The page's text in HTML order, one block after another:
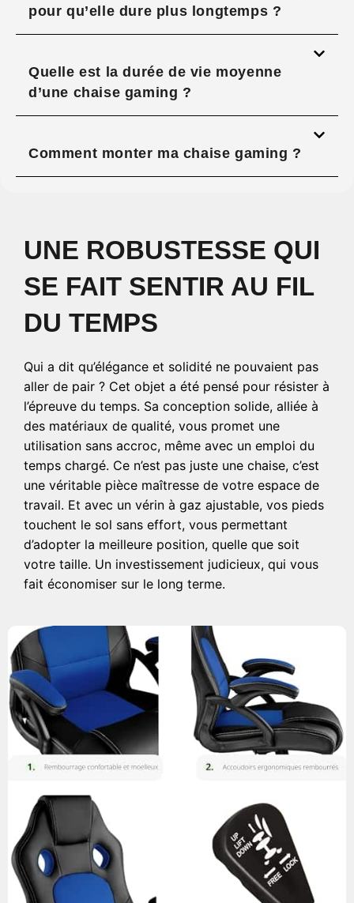
pour qu’elle dure plus longtemps ?
Quelle est la durée de vie moyenne
d’une chaise gaming ?
Comment monter ma chaise gaming ?
UNE ROBUSTESSE QUI
SE FAIT SENTIR AU FIL
DU TEMPS
Qui a dit qu’élégance et solidité ne pouvaient pas
aller de pair ? Cet objet a été pensé pour résister à
l’épreuve du temps. Sa conception solide, alliée à
des matériaux de qualité, vous promet une
utilisation sans accroc, même avec un emploi du
temps chargé. Ce n’est pas juste une chaise, c’est
une véritable pièce maîtresse de votre espace de
travail. Et avec un vérin à gaz ajustable, vos pieds
touchent le sol sans effort, vous permettant
d’adopter la meilleure position, quelle que soit
votre taille. Un investissement judicieux, qui vous
fait économiser sur le long terme.